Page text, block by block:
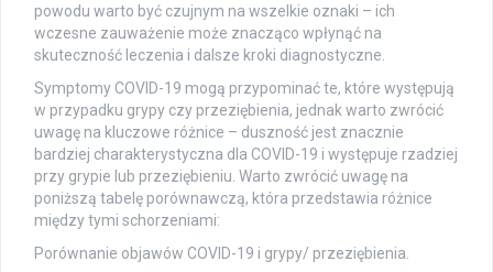
powodu warto być czujnym na wszelkie oznaki – ich
wczesne zauważenie może znacząco wpłynąć na
skuteczność leczenia i dalsze kroki diagnostyczne.
Symptomy COVID-19 mogą przypominać te, które występują
w przypadku grypy czy przeziębienia, jednak warto zwrócić
uwagę na kluczowe różnice – duszność jest znacznie
bardziej charakterystyczna dla COVID-19 i występuje rzadziej
przy grypie lub przeziębieniu. Warto zwrócić uwagę na
poniższą tabelę porównawczą, która przedstawia różnice
między tymi schorzeniami:
Porównanie objawów COVID-19 i grypy/ przeziębienia.